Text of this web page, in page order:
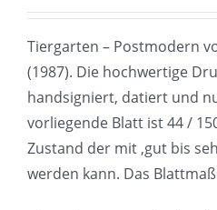
Tiergarten – Postmodern
(1987). Die hochwertige
handsigniert, datiert und
vorliegende Blatt ist 44 /
Zustand der mit ‚gut bis
werden kann. Das